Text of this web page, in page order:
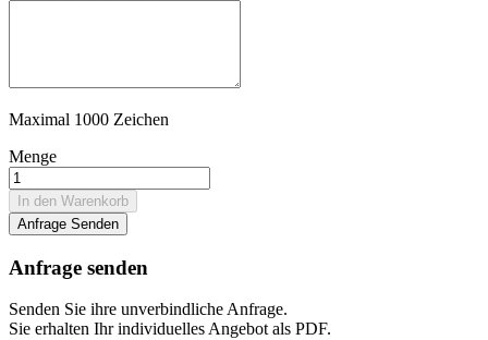
Maximal 1000 Zeichen
Menge
In den Warenkorb
Anfrage Senden
Anfrage senden
Senden Sie ihre unverbindliche Anfrage.
Sie erhalten Ihr individuelles Angebot als PDF.